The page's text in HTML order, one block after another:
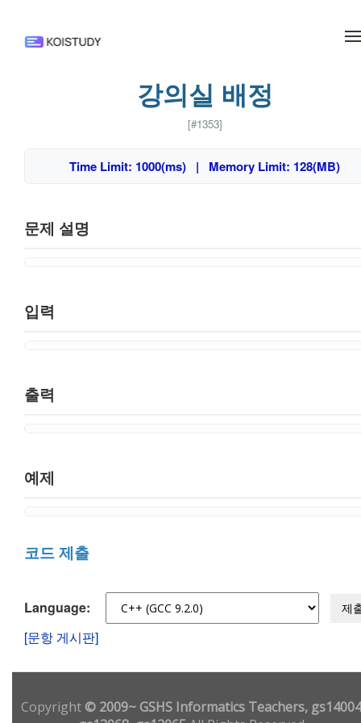
강의실 배정
[#1353]
Time Limit: 1000(ms) | Memory Limit: 128(MB)
문제 설명
입력
출력
예제
코드 제출
Language: 제
[문항 게시판]
Copyright© 2009~ GSHS Informatics Teachers,